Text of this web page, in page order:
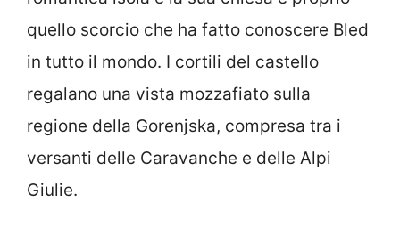
quello scorcio che ha fatto conoscere Bled
in tutto il mondo. I cortili del castello
regalano una vista mozzafiato sulla
regione della Gorenjska, compresa tra i
versanti delle Caravanche e delle Alpi
Giulie.